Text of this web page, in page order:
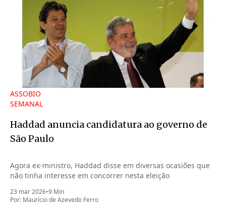
ASSOBIO
SEMANAL
Haddad anuncia candidatura ao governo de
São Paulo
Agora ex-ministro, Haddad disse em diversas ocasiões que
não tinha interesse em concorrer nesta eleição
23 mar 2026•9 Min
Por: Maurício de Azevedo Ferro